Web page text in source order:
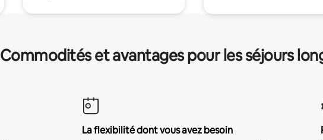
Commodités et avantages pour les séjours
La flexibilité dont vous avez besoin